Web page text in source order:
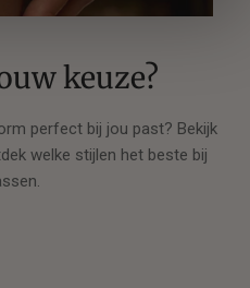
keuze?
perfect bij jou past? Bekijk
welke stijlen het beste bij